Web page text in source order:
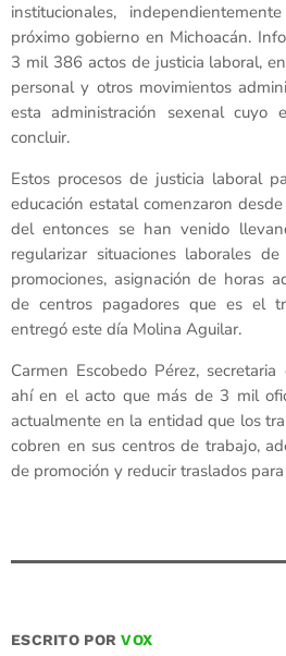
institucionales,
próximo gobierno en Michoacán.
3 mil 386 actos de justicia laboral,
personal y otros movimientos
esta administración sexenal cuyo
concluir.
Estos procesos de justicia laboral
educación estatal comenzaron
del entonces se han venido
regularizar situaciones laborales
promociones, asignación de horas
de centros pagadores que es el
entregó este día Molina Aguilar.
Carmen Escobedo Pérez,
ahí en el acto que más de 3 mil
actualmente en la entidad que los
cobren en sus centros de trabajo,
de promoción y reducir traslados
ESCRITO PORVOX